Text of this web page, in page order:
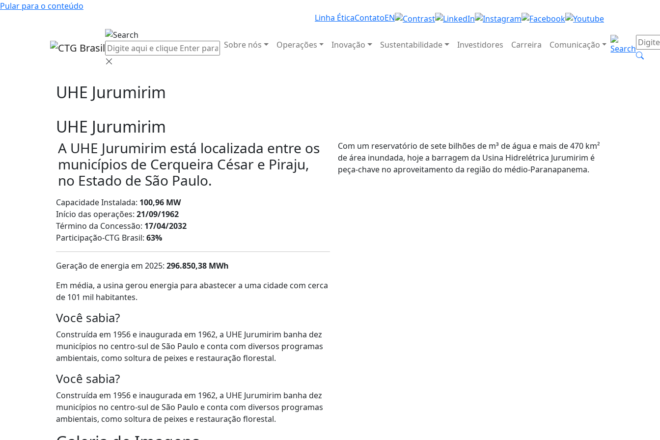
Pular para o conteúdo
Linha ÉticaContatoEN
Sobre nós Operações Inovação Sustentabilidade Investidores Carreira Comunicação
UHE Jurumirim
UHE Jurumirim
A UHE Jurumirim está localizada entre os
municípios de Cerqueira César e Piraju,
no Estado de São Paulo.
Com um reservatório de sete bilhões de m³ de água e mais de 470 km²
de área inundada, hoje a barragem da Usina Hidrelétrica Jurumirim é
peça-chave no aproveitamento da região do médio-Paranapanema.
Capacidade Instalada: 100,96 MW
Início das operações: 21/09/1962
Término da Concessão: 17/04/2032
Participação-CTG Brasil: 63%
Geração de energia em 2025: 296.850,38 MWh
Em média, a usina gerou energia para abastecer a uma cidade com cerca
de 101 mil habitantes.
Você sabia?
Construída em 1956 e inaugurada em 1962, a UHE Jurumirim banha dez
municípios no centro-sul de São Paulo e conta com diversos programas
ambientais, como soltura de peixes e restauração florestal.
Você sabia?
Construída em 1956 e inaugurada em 1962, a UHE Jurumirim banha dez
municípios no centro-sul de São Paulo e conta com diversos programas
ambientais, como soltura de peixes e restauração florestal.